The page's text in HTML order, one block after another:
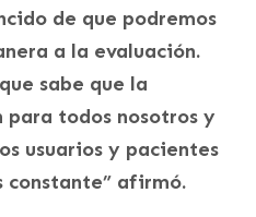
de que podremos
a la evaluación.
sabe que la
para todos nosotros y
usuarios y pacientes
constante” afirmó.